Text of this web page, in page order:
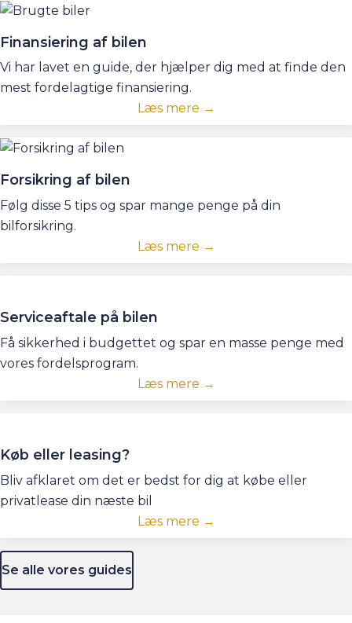
Finansiering af bilen
Vi har lavet en guide, der hjælper dig med at finde den
mest fordelagtige finansiering.
Læs mere →
Forsikring af bilen
Følg disse 5 tips og spar mange penge på din
bilforsikring.
Læs mere →
Serviceaftale på bilen
Få sikkerhed i budgettet og spar en masse penge med
vores fordelsprogram.
Læs mere →
Køb eller leasing?
Bliv afklaret om det er bedst for dig at købe eller
privatlease din næste bil
Læs mere →
Se alle vores guides